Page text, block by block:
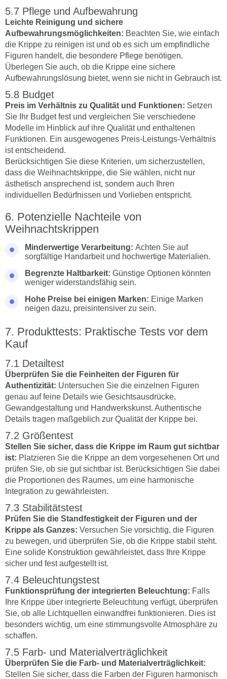
Pflege und Aufbewahrung
Leichte Reinigung und sichere
Aufbewahrungsmöglichkeiten: Beachten Sie, wie einfach
die Krippe zu reinigen ist und ob es sich um empfindliche
Figuren handelt, die besondere Pflege benötigen.
Überlegen Sie auch, ob die Krippe eine sichere
Aufbewahrungslösung bietet, wenn sie nicht in Gebrauch ist.
Budget
Preis im Verhältnis zu Qualität und Funktionen: Setzen
Sie Ihr Budget fest und vergleichen Sie verschiedene
Modelle im Hinblick auf ihre Qualität und enthaltenen
Funktionen. Ein ausgewogenes Preis-Leistungs-Verhältnis
ist entscheidend.
Berücksichtigen Sie diese Kriterien, um sicherzustellen,
dass die Weihnachtskrippe, die Sie wählen, nicht nur
ästhetisch ansprechend ist, sondern auch Ihren
individuellen Bedürfnissen und Vorlieben entspricht.
Potenzielle Nachteile von
Weihnachtskrippen
Minderwertige Verarbeitung: Achten Sie auf
sorgfältige Handarbeit und hochwertige Materialien.
Begrenzte Haltbarkeit: Günstige Optionen könnten
weniger widerstandsfähig sein.
Hohe Preise bei einigen Marken: Einige Marken
neigen dazu, preisintensiver zu sein.
Produkttests: Praktische Tests vor dem
Kauf
Detailtest
Überprüfen Sie die Feinheiten der Figuren für
Authentizität: Untersuchen Sie die einzelnen Figuren
genau auf feine Details wie Gesichtsausdrücke,
Gewandgestaltung und Handwerkskunst. Authentische
Details tragen maßgeblich zur Qualität der Krippe bei.
Größentest
Stellen Sie sicher, dass die Krippe im Raum gut sichtbar
ist: Platzieren Sie die Krippe an dem vorgesehenen Ort und
prüfen Sie, ob sie gut sichtbar ist. Berücksichtigen Sie dabei
die Proportionen des Raumes, um eine harmonische
Integration zu gewährleisten.
Stabilitätstest
Prüfen Sie die Standfestigkeit der Figuren und der
Krippe als Ganzes: Versuchen Sie vorsichtig, die Figuren
zu bewegen, und überprüfen Sie, ob die Krippe stabil steht.
Eine solide Konstruktion gewährleistet, dass Ihre Krippe
sicher und fest aufgestellt ist.
Beleuchtungstest
Funktionsprüfung der integrierten Beleuchtung: Falls
Ihre Krippe über integrierte Beleuchtung verfügt, überprüfen
Sie, ob alle Lichtquellen einwandfrei funktionieren. Dies ist
besonders wichtig, um eine stimmungsvolle Atmosphäre zu
schaffen.
Farb- und Materialverträglichkeit
Überprüfen Sie die Farb- und Materialverträglichkeit:
Stellen Sie sicher, dass die Farben der Figuren harmonisch